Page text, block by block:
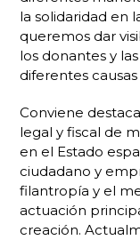
la solidaridad en
queremos dar
los donantes y
diferentes
Conviene
legal y fiscal de
en el Estado
ciudadano y
filantropía y el
actuación
creación.